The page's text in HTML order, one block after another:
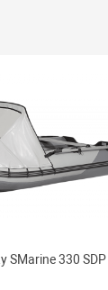
SMarine 330 SDP